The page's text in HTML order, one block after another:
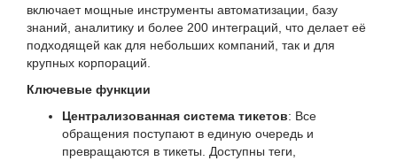
включает мощные инструменты автоматизации, базу
знаний, аналитику и более 200 интеграций, что делает её
подходящей как для небольших компаний, так и для
крупных корпораций.
Ключевые функции
Централизованная система тикетов: Все
обращения поступают в единую очередь и
превращаются в тикеты. Доступны теги,